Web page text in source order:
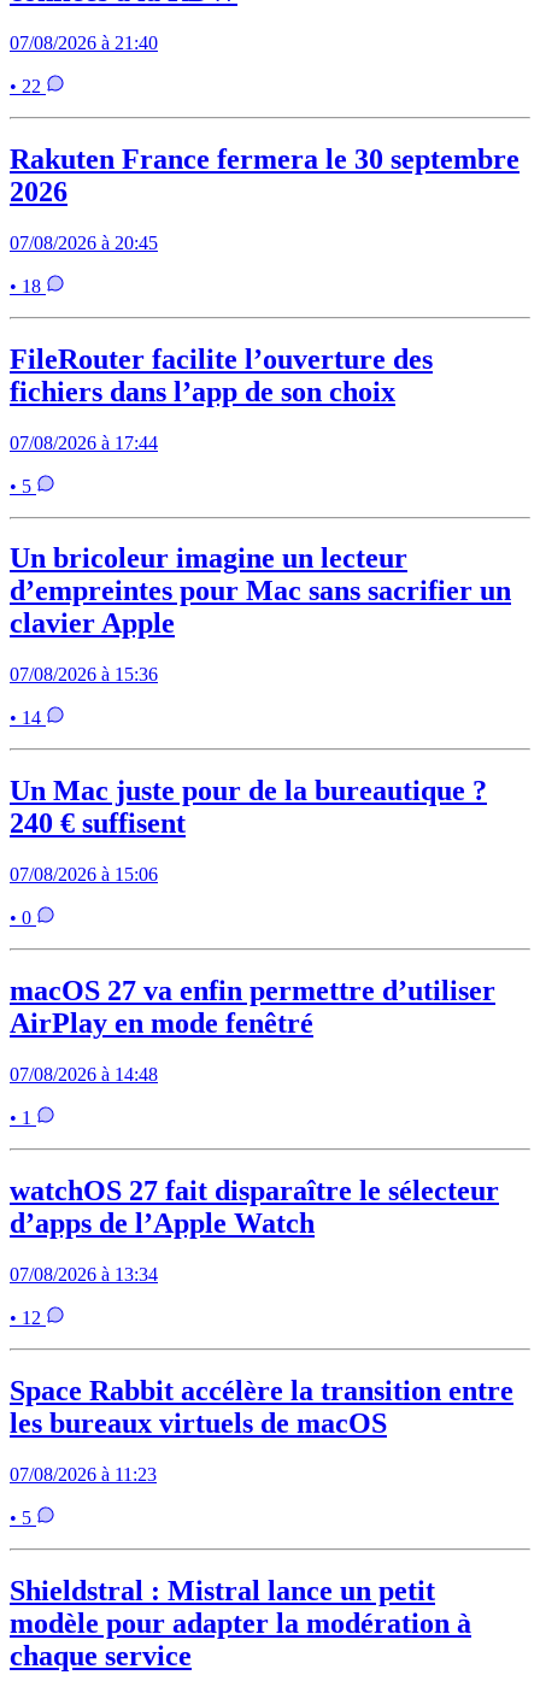
07/08/2026 à 21:40
• 22
Rakuten France fermera le 30 septembre
2026
07/08/2026 à 20:45
• 18
FileRouter facilite l’ouverture des
fichiers dans l’app de son choix
07/08/2026 à 17:44
• 5
Un bricoleur imagine un lecteur
d’empreintes pour Mac sans sacrifier un
clavier Apple
07/08/2026 à 15:36
• 14
Un Mac juste pour de la bureautique ?
240 € suffisent
07/08/2026 à 15:06
• 0
macOS 27 va enfin permettre d’utiliser
AirPlay en mode fenêtré
07/08/2026 à 14:48
• 1
watchOS 27 fait disparaître le sélecteur
d’apps de l’Apple Watch
07/08/2026 à 13:34
• 12
Space Rabbit accélère la transition entre
les bureaux virtuels de macOS
07/08/2026 à 11:23
• 5
Shieldstral : Mistral lance un petit
modèle pour adapter la modération à
chaque service